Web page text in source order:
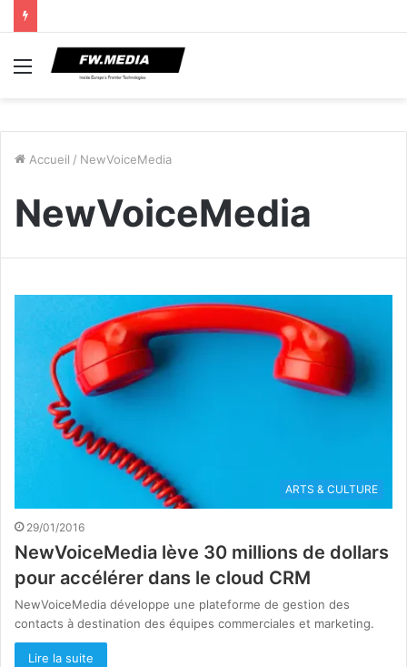
Menu
Accueil / NewVoiceMedia
NewVoiceMedia
ARTS & CULTURE
29/01/2016
NewVoiceMedia lève 30 millions de dollars
pour accélérer dans le cloud CRM
NewVoiceMedia développe une plateforme de gestion des
contacts à destination des équipes commerciales et marketing.
Lire la suite